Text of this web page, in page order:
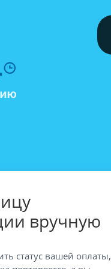
вручную
статус вашей оплаты,